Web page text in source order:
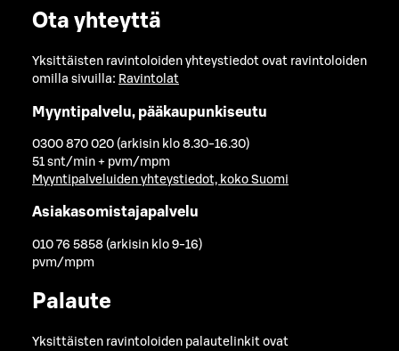
Ota yhteyttä
Yksittäisten ravintoloiden yhteystiedot ovat ravintoloiden
omilla sivuilla: Ravintolat
Myyntipalvelu, pääkaupunkiseutu
0300 870 020 (arkisin klo 8.30-16.30)
51 snt/min + pvm/mpm
Myyntipalveluiden yhteystiedot, koko Suomi
Asiakasomistajapalvelu
010 76 5858 (arkisin klo 9-16)
pvm/mpm
Palaute
Yksittäisten ravintoloiden palautelinkit ovat